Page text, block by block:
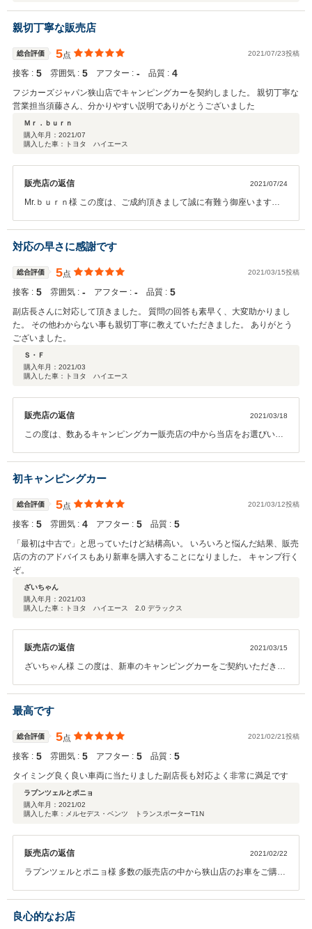
親切丁寧な販売店
総合評価 5点 2021/07/23投稿
接客 : 5 雰囲気 : 5 アフター : ‐ 品質 : 4
フジカーズジャパン狭山店でキャンピングカーを契約しました。 親切丁寧な
営業担当須藤さん、分かりやすい説明でありがとうございました
Ｍｒ．ｂｕｒｎ
購入年月： 2021/07
購入した車：トヨタ ハイエース
販売店の返信 2021/07/24
Mr.ｂｕｒｎ様 この度は、ご成約頂きまして誠に有難う御座います。
ご納車まで少々お待たせしてしまいますが、今後とも末永いお付き合
いを頂ければ幸いです。有難う御座いました。
対応の早さに感謝です
総合評価 5点 2021/03/15投稿
接客 : 5 雰囲気 : ‐ アフター : ‐ 品質 : 5
副店長さんに対応して頂きました。 質問の回答も素早く、大変助かりまし
た。 その他わからない事も親切丁寧に教えていただきました。 ありがとう
ございました。
Ｓ・Ｆ
購入年月： 2021/03
購入した車：トヨタ ハイエース
販売店の返信 2021/03/18
この度は、数あるキャンピングカー販売店の中から当店をお選びいた
い評価を頂戴でき、感謝申し上げます。 ご納車まで引き続き宜しく
お願い致します。
初キャンピングカー
総合評価 5点 2021/03/12投稿
接客 : 5 雰囲気 : 4 アフター : 5 品質 : 5
「最初は中古で」と思っていたけど結構高い。 いろいろと悩んだ結果、販売
店の方のアドバイスもあり新車を購入することになりました。 キャンプ行く
ぞ。
ざいちゃん
購入年月： 2021/03
購入した車：トヨタ ハイエース 2.0 デラックス
販売店の返信 2021/03/15
ざいちゃん様 この度は、新車のキャンピングカーをご契約いただきま
うれしく思います。 納車までの間、お時間を頂きますが整備、取り付
けをしっかりと行いお渡しさせていただきますので引き続き宜しくお
願い致します。
最高です
総合評価 5点 2021/02/21投稿
接客 : 5 雰囲気 : 5 アフター : 5 品質 : 5
タイミング良く良い車両に当たりました副店長も対応よく非常に満足です
ラプンツェルとポニョ
購入年月： 2021/02
購入した車：メルセデス・ベンツ トランスポーターT1N
販売店の返信 2021/02/22
ラプンツェルとポニョ様 多数の販売店の中から狭山店のお車をご購入
1日で売れてしまい驚きました。運命的なタイミングでしたね。また
この様な高評価まで頂きまして併せてお礼申し上げます。 これか
ら ラプンツェルとポニョ様のカーライフをしっかりサポートさせて頂
良心的なお店